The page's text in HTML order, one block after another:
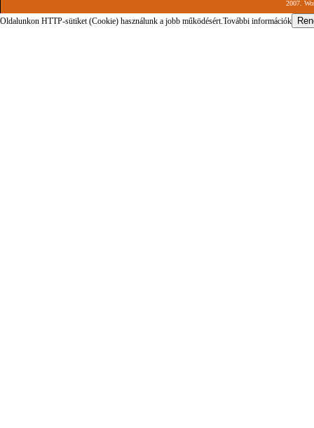
2007.
Oldalunkon HTTP-sütiket (Cookie) használunk a jobb működésért.További információk